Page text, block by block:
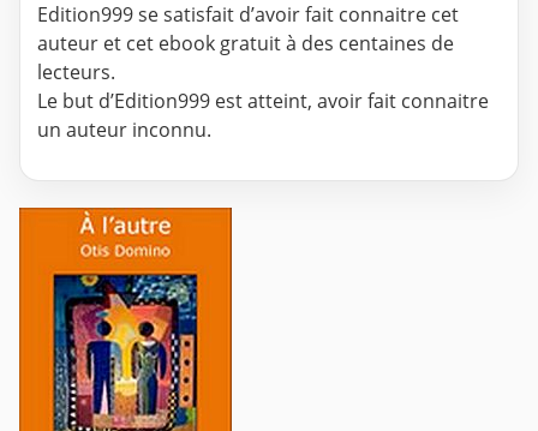
Edition999 se satisfait d’avoir fait connaitre cet
auteur et cet ebook gratuit à des centaines de
lecteurs.
Le but d’Edition999 est atteint, avoir fait connaitre
un auteur inconnu.